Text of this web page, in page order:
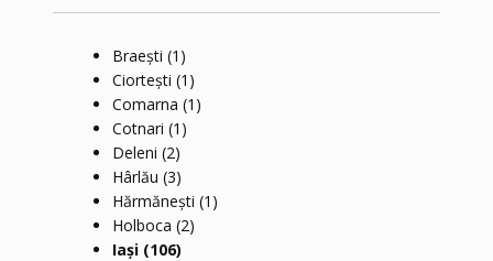
Braești (1)
Ciortești (1)
Comarna (1)
Cotnari (1)
Deleni (2)
Hârlău (3)
Hărmănești (1)
Holboca (2)
Iași (106)